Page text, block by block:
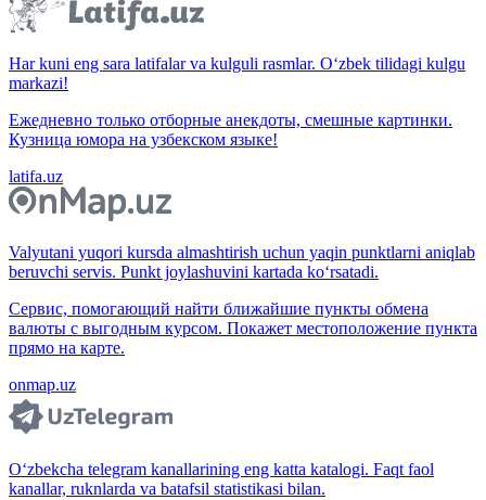
Har kuni eng sara latifalar va kulguli rasmlar. O‘zbek tilidagi kulgu
markazi!
Ежедневно только отборные анекдоты, смешные картинки.
Кузница юмора на узбекском языке!
latifa.uz
Valyutani yuqori kursda almashtirish uchun yaqin punktlarni aniqlab
beruvchi servis. Punkt joylashuvini kartada ko‘rsatadi.
Сервис, помогающий найти ближайшие пункты обмена
валюты с выгодным курсом. Покажет местоположение пункта
прямо на карте.
onmap.uz
O‘zbekcha telegram kanallarining eng katta katalogi. Faqt faol
kanallar, ruknlarda va batafsil statistikasi bilan.